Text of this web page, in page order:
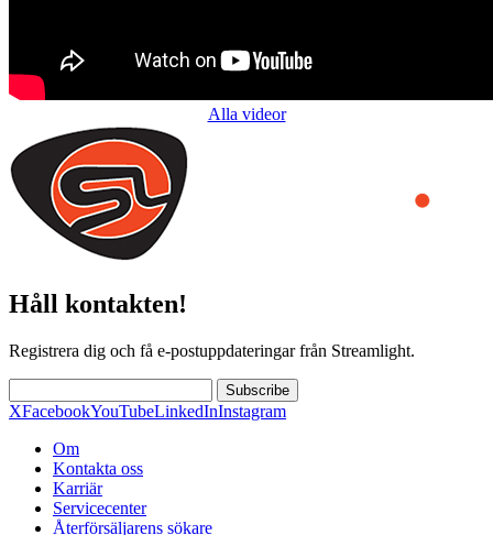
Alla videor
Håll kontakten!
Registrera dig och få e-postuppdateringar från Streamlight.
Subscribe
XFacebookYouTubeLinkedInInstagram
Om
Kontakta oss
Karriär
Servicecenter
Återförsäljarens sökare